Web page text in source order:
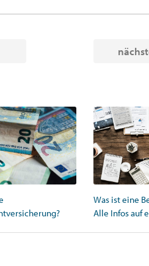
Was ist eine
Alle Infos auf